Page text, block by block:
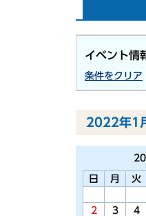
イベント情
条件をクリア
2022年1
日 月 火
2
3 4